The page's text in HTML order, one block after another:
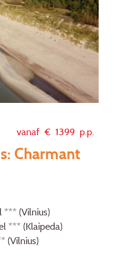
vanaf € 1399 p.p.
Charmant
*** (Vilnius)
*** (Klaipeda)
(Vilnius)